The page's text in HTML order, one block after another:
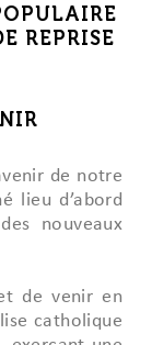
REPRISE
de notre
lieu d’abord
nouveaux
de venir en
catholique